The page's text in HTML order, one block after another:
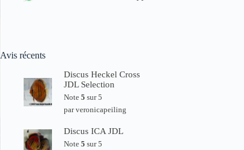
Avis récents
Discus Heckel Cross
JDL Selection
Note5 sur 5
par veronicapeiling
Discus ICA JDL
Note5 sur 5